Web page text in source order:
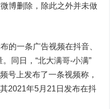
删除，除此之外并未做
一条广告视频在抖音、
同日，“北大满哥-小满”
号上发布了一条视频称，
2021年5月21日发布在抖